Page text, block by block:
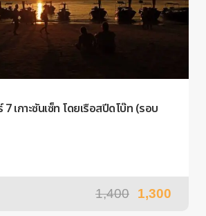
7 เกาะซันเซ็ท โดยเรือสปีดโบ๊ท (รอบ
1,400 1,300